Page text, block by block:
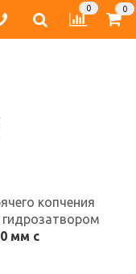
0 0
копчения
гидрозатвором
мм с